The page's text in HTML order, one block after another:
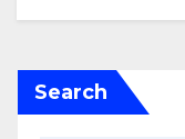
Search